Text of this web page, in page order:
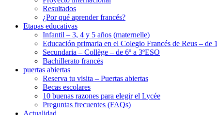
Resultados
¿Por qué aprender francés?
Etapas educativas
Infantil – 3, 4 y 5 años (maternelle)
Educación primaria en el Colegio Francés de Reus – de
Secundaria – Collège – de 6º a 3ºESO
Bachillerato francés
puertas abiertas
Reserva tu visita – Puertas abiertas
Becas escolares
10 buenas razones para elegir el Lycée
Preguntas frecuentes (FAQs)
Actualidad